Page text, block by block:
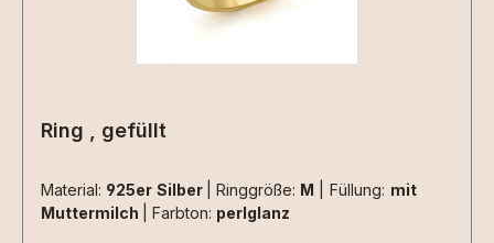
Materialien bei uns haben. 2 kleine Herzen
nicht umsetzbar.
Ring , gefüllt
Material: 925er Silber Ringgröße: M Füllung: mit
Muttermilch
Farbton: perlglanz